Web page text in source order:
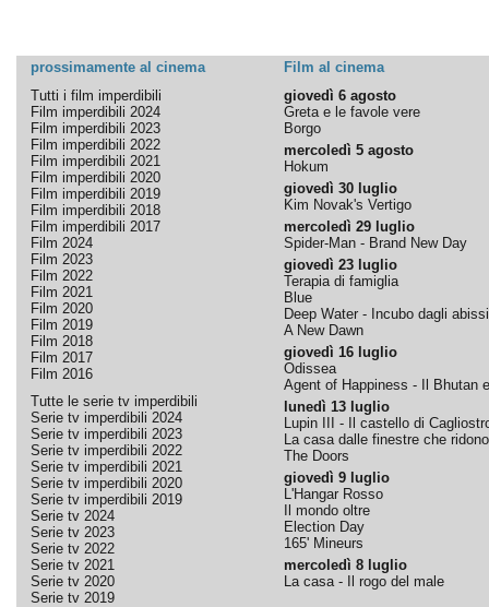
prossimamente al cinema
Film al cinema
Tutti i film imperdibili
Film imperdibili 2024
Film imperdibili 2023
Film imperdibili 2022
Film imperdibili 2021
Film imperdibili 2020
Film imperdibili 2019
Film imperdibili 2018
Film imperdibili 2017
Film 2024
Film 2023
Film 2022
Film 2021
Film 2020
Film 2019
Film 2018
Film 2017
Film 2016
Tutte le serie tv imperdibili
Serie tv imperdibili 2024
Serie tv imperdibili 2023
Serie tv imperdibili 2022
Serie tv imperdibili 2021
Serie tv imperdibili 2020
Serie tv imperdibili 2019
Serie tv 2024
Serie tv 2023
Serie tv 2022
Serie tv 2021
Serie tv 2020
Serie tv 2019
giovedì 6 agosto
Greta e le favole vere
Borgo
mercoledì 5 agosto
Hokum
giovedì 30 luglio
Kim Novak's Vertigo
mercoledì 29 luglio
Spider-Man - Brand New Day
giovedì 23 luglio
Terapia di famiglia
Blue
Deep Water - Incubo dagli abissi
A New Dawn
giovedì 16 luglio
Odissea
Agent of Happiness - Il Bhutan
lunedì 13 luglio
Lupin III - Il castello di
La casa dalle finestre che ridono
The Doors
giovedì 9 luglio
L'Hangar Rosso
Il mondo oltre
Election Day
165' Mineurs
mercoledì 8 luglio
La casa - Il rogo del male